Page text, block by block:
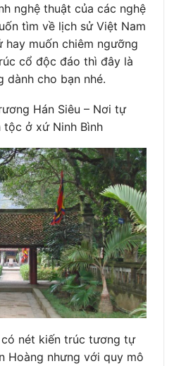
nghệ thuật của các nghệ
tìm về lịch sử Việt Nam
muốn chiêm ngưỡng
cổ độc đáo thì đây là
dành cho bạn nhé.
Hán Siêu – Nơi tự
ở xứ Ninh Bình
nét kiến trúc tương tự
Hoàng nhưng với quy mô